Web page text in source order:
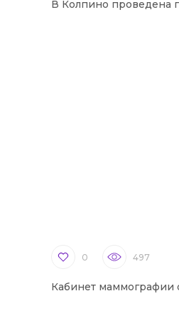
В Колпино проведена
0 497
Кабинет маммографии